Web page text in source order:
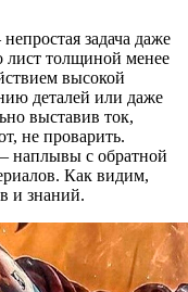
задача даже
лист толщиной менее
высокой
деталей или даже
выставив ток,
не проварить.
наплывы с обратной
Как видим,
и знаний.